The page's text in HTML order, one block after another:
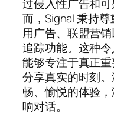
过侵入性广告和
而，Signal 秉持
用广告、联盟营
追踪功能。这种
能够专注于真正
分享真实的时刻
畅、愉悦的体验
响对话。